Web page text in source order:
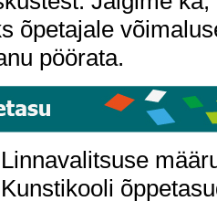
õpetajale
pöörata.